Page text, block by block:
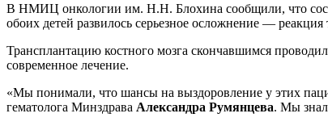
В НМИЦ онкологии им. Н.Н. Блохина сообщили, что
обоих детей развилось серьезное осложнение —
Трансплантацию костного мозга скончавшимся
современное лечение.
«Мы понимали, что шансы на выздоровление у этих
гематолога Минздрава Александра Румянцева. Мы